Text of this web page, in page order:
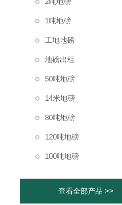
1吨地磅
工地地磅
地磅出租
50吨地磅
14米地磅
80吨地磅
120吨地磅
100吨地磅
查看全部产品 >>